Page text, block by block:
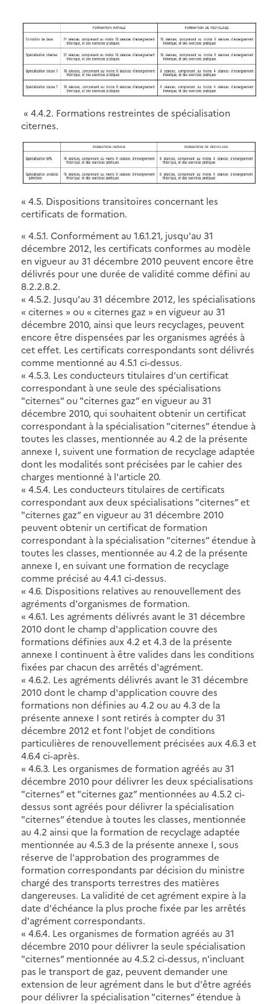
« 4.4.2. Formations restreintes de spécialisation
citernes.
« 4.5. Dispositions transitoires concernant les
certificats de formation.
« 4.5.1. Conformément au 1.6.1.21, jusqu'au 31
décembre 2012, les certificats conformes au modèle
en vigueur au 31 décembre 2010 peuvent encore être
délivrés pour une durée de validité comme défini au
8.2.2.8.2.
« 4.5.2. Jusqu'au 31 décembre 2012, les spécialisations
« citernes » ou « citernes gaz » en vigueur au 31
décembre 2010, ainsi que leurs recyclages, peuvent
encore être dispensées par les organismes agréés à
cet effet. Les certificats correspondants sont délivrés
comme mentionné au 4.5.1 ci-dessus.
« 4.5.3. Les conducteurs titulaires d'un certificat
correspondant à une seule des spécialisations
"citernes” ou "citernes gaz” en vigueur au 31
décembre 2010, qui souhaitent obtenir un certificat
correspondant à la spécialisation "citernes” étendue à
toutes les classes, mentionnée au 4.2 de la présente
annexe I, suivent une formation de recyclage adaptée
dont les modalités sont précisées par le cahier des
charges mentionné à l'article 20.
« 4.5.4. Les conducteurs titulaires de certificats
correspondant aux deux spécialisations "citernes” et
"citernes gaz” en vigueur au 31 décembre 2010
peuvent obtenir un certificat de formation
correspondant à la spécialisation "citernes” étendue à
toutes les classes, mentionnée au 4.2 de la présente
annexe I, en suivant une formation de recyclage
comme précisé au 4.4.1 ci-dessus.
« 4.6. Dispositions relatives au renouvellement des
agréments d'organismes de formation.
« 4.6.1. Les agréments délivrés avant le 31 décembre
2010 dont le champ d'application couvre des
formations définies aux 4.2 et 4.3 de la présente
annexe I continuent à être valides dans les conditions
fixées par chacun des arrêtés d'agrément.
« 4.6.2. Les agréments délivrés avant le 31 décembre
2010 dont le champ d'application couvre des
formations non définies au 4.2 ou au 4.3 de la
présente annexe I sont retirés à compter du 31
décembre 2012 et font l'objet de conditions
particulières de renouvellement précisées aux 4.6.3 et
4.6.4 ci-après.
« 4.6.3. Les organismes de formation agréés au 31
décembre 2010 pour délivrer les deux spécialisations
"citernes” et "citernes gaz” mentionnées au 4.5.2 ci-
dessus sont agréés pour délivrer la spécialisation
"citernes” étendue à toutes les classes, mentionnée
au 4.2 ainsi que la formation de recyclage adaptée
mentionnée au 4.5.3 de la présente annexe I, sous
réserve de l'approbation des programmes de
formation correspondants par décision du ministre
chargé des transports terrestres des matières
dangereuses. La validité de cet agrément expire à la
date d'échéance la plus proche fixée par les arrêtés
d'agrément correspondants.
« 4.6.4. Les organismes de formation agréés au 31
décembre 2010 pour délivrer la seule spécialisation
"citernes” mentionnée au 4.5.2 ci-dessus, n'incluant
pas le transport de gaz, peuvent demander une
extension de leur agrément dans le but d'être agréés
pour délivrer la spécialisation "citernes” étendue à